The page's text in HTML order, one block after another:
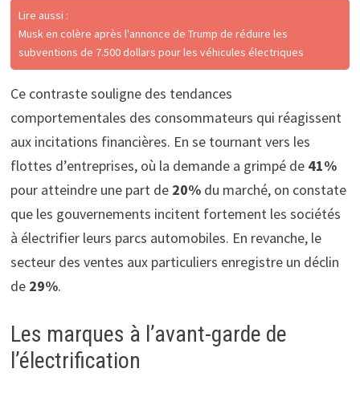
Lire aussi :
Musk en colère après l'annonce de Trump de réduire les
subventions de 7.500 dollars pour les véhicules électriques
Ce contraste souligne des tendances
comportementales des consommateurs qui réagissent
aux incitations financières. En se tournant vers les
flottes d’entreprises, où la demande a grimpé de 41%
pour atteindre une part de 20%du marché, on constate
que les gouvernements incitent fortement les sociétés
à électrifier leurs parcs automobiles. En revanche, le
secteur des ventes aux particuliers enregistre un déclin
de 29%.
Les marques à l’avant-garde de
l’électrification